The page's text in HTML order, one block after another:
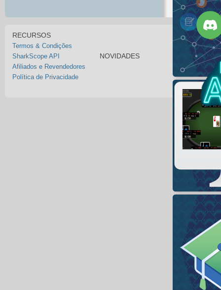
RECURSOS
Termos & Condições
SharkScope API
Afiliados e Revendedores
Política de Privacidade
NOVIDADES